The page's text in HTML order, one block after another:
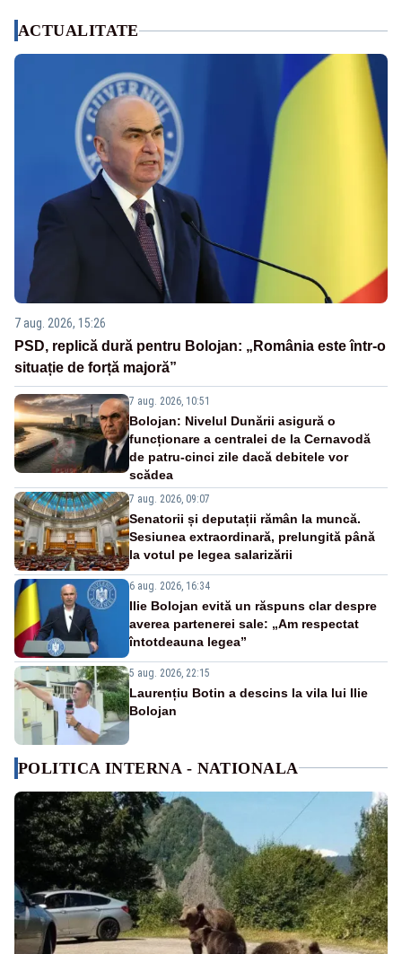
ACTUALITATE
7 aug. 2026, 15:26
PSD, replică dură pentru Bolojan: „România este într-o
situație de forță majoră”
7 aug. 2026, 10:51
Bolojan: Nivelul Dunării asigură o
funcționare a centralei de la Cernavodă
de patru-cinci zile dacă debitele vor
scădea
7 aug. 2026, 09:07
Senatorii și deputații rămân la muncă.
Sesiunea extraordinară, prelungită până
la votul pe legea salarizării
6 aug. 2026, 16:34
Ilie Bolojan evită un răspuns clar despre
averea partenerei sale: „Am respectat
întotdeauna legea”
5 aug. 2026, 22:15
Laurențiu Botin a descins la vila lui Ilie
Bolojan
POLITICA INTERNA - NATIONALA